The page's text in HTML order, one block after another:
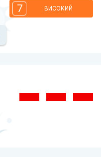
7 ВИСОКИЙ